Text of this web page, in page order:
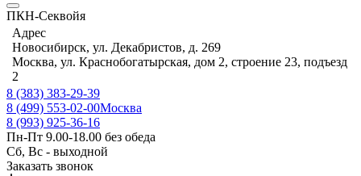
ПКН-Секвойя
Адрес
Новосибирск, ул. Декабристов, д. 269
Москва, ул. Краснобогатырская, дом 2, строение 23, подъезд
2
8 (383) 383-29-39
8 (499) 553-02-00Москва
8 (993) 925-36-16
Пн-Пт 9.00-18.00 без обеда
Сб, Вс - выходной
Заказать звонок